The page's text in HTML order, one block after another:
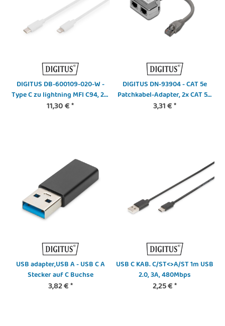
DIGITUS DB-600109-020-W -
Type C zu lightning MFI C94, 2M
Füllung+AL+B Mantel PVC, weiß
11,30 €*
DIGITUS DN-93904 - CAT 5e
Patchkabel-Adapter, 2x CAT 5e,
geschirmt PC-PC, 2x RJ45-
3,31 €*
USB adapter,USB A - USB C A
Stecker auf C Buchse
3,82 €*
USB C KAB. C/ST<>A/ST 1m USB
2.0, 3A, 480Mbps
2,25 €*